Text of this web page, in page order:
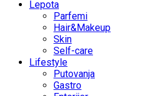
Lepota
Parfemi
Hair&Makeup
Skin
Self-care
Lifestyle
Putovanja
Gastro